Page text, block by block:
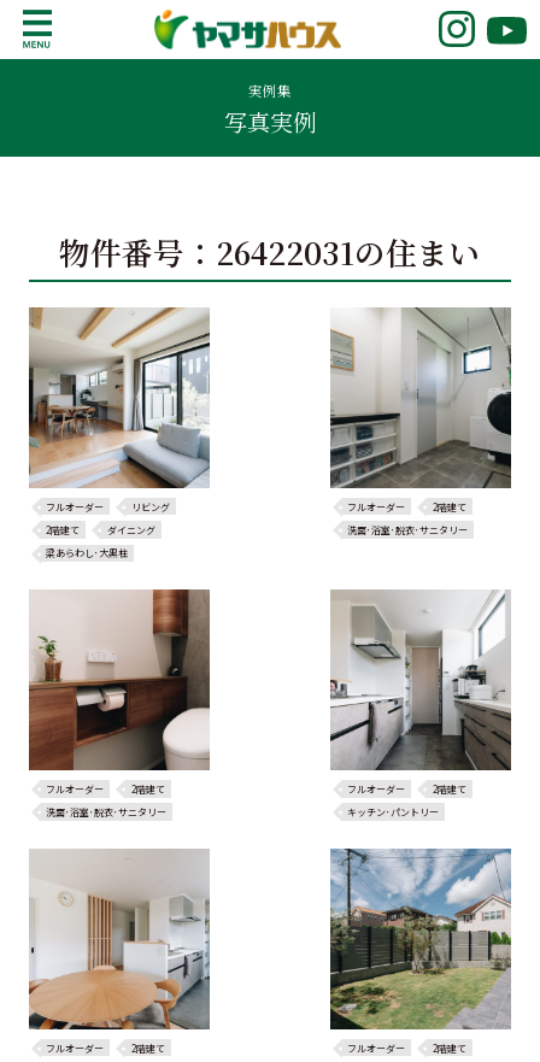
o
鹿児島で注文住宅ならヤマサハウス
新築の注文住宅や建売モデルハウスをお探し
の方はこちら。鹿児島県内で11年連続ナンバ
ーワンの実績を誇る、絆の家でおなじみの
ヤマサハウス。展示場情報や家づくりのこだ
実例集
写真実例
物件番号：26422031の住まい
フルオーダー
リビング
2階建て
ダイニング
梁あらわし･大黒柱
フルオーダー
2階建て
洗面･浴室･脱衣･サニタリー
フルオーダー
2階建て
洗面･浴室･脱衣･サニタリー
フルオーダー
2階建て
キッチン･パントリー
フルオーダー
2階建て
フルオーダー
2階建て